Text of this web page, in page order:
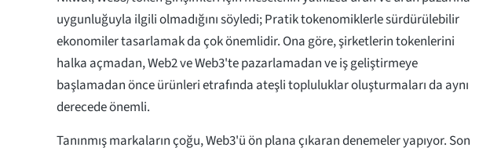
uygunluğuyla ilgili olmadığını söyledi; Pratik tokenomiklerle sürdürülebilir
ekonomiler tasarlamak da çok önemlidir. Ona göre, şirketlerin tokenlerini
halka açmadan, Web2 ve Web3'te pazarlamadan ve iş geliştirmeye
başlamadan önce ürünleri etrafında ateşli topluluklar oluşturmaları da aynı
derecede önemli.
Tanınmış markaların çoğu, Web3'ü ön plana çıkaran denemeler yapıyor. Son